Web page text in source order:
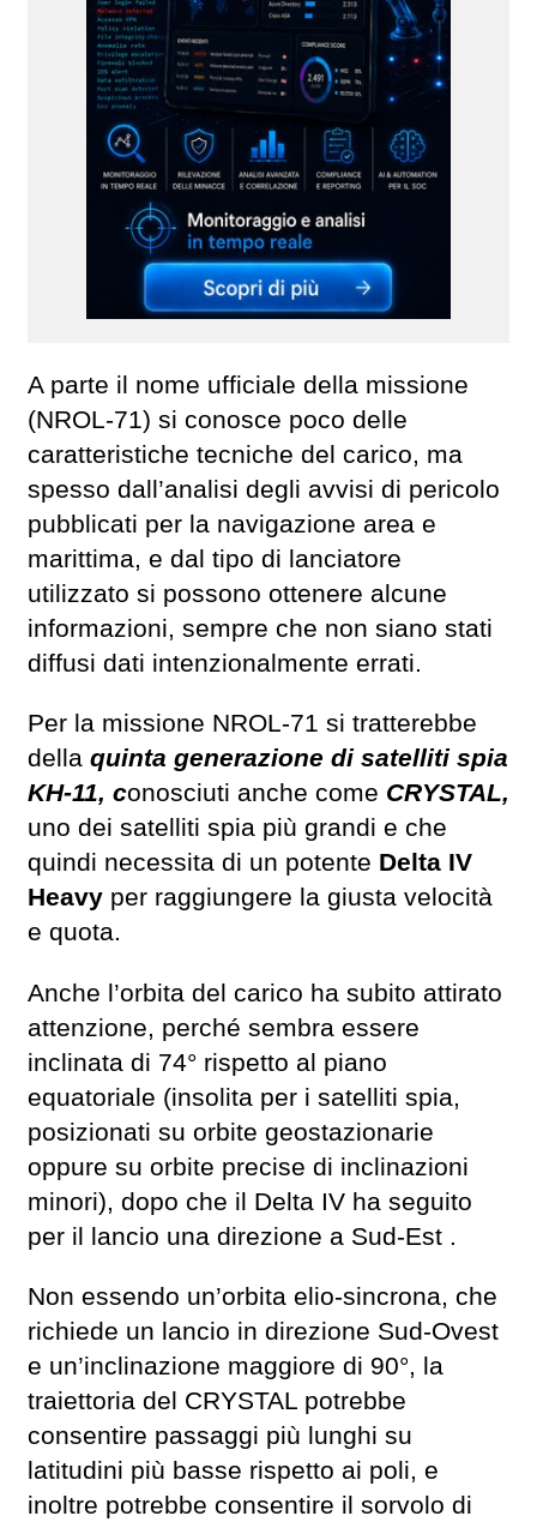
A parte il nome ufficiale della missione
(NROL-71) si conosce poco delle
caratteristiche tecniche del carico, ma
spesso dall’analisi degli avvisi di pericolo
pubblicati per la navigazione area e
marittima, e dal tipo di lanciatore
utilizzato si possono ottenere alcune
informazioni, sempre che non siano stati
diffusi dati intenzionalmente errati.
Per la missione NROL-71 si tratterebbe
della quinta generazione di satelliti spia
KH-11, conosciuti anche come CRYSTAL,
uno dei satelliti spia più grandi e che
quindi necessita di un potente Delta IV
Heavy per raggiungere la giusta velocità
e quota.
Anche l’orbita del carico ha subito attirato
attenzione, perché sembra essere
inclinata di 74° rispetto al piano
equatoriale (insolita per i satelliti spia,
posizionati su orbite geostazionarie
oppure su orbite precise di inclinazioni
minori), dopo che il Delta IV ha seguito
per il lancio una direzione a Sud-Est .
Non essendo un’orbita elio-sincrona, che
richiede un lancio in direzione Sud-Ovest
e un’inclinazione maggiore di 90°, la
traiettoria del CRYSTAL potrebbe
consentire passaggi più lunghi su
latitudini più basse rispetto ai poli, e
inoltre potrebbe consentire il sorvolo di